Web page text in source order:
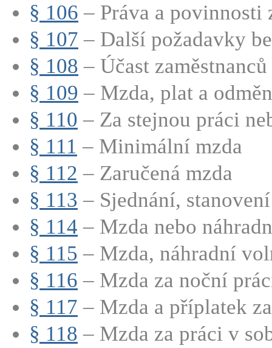
§ 106 – Práva a povinnosti
§ 107 – Další požadavky
§ 108 – Účast
§ 109 – Mzda, plat a
§ 110 – Za stejnou práci
§ 111 – Minimální mzda
§ 112 – Zaručená mzda
§ 113 – Sjednání,
§ 114 – Mzda nebo
§ 115 – Mzda, náhradní
§ 116 – Mzda za noční
§ 117 – Mzda a příplatek
§ 118 – Mzda za práci v